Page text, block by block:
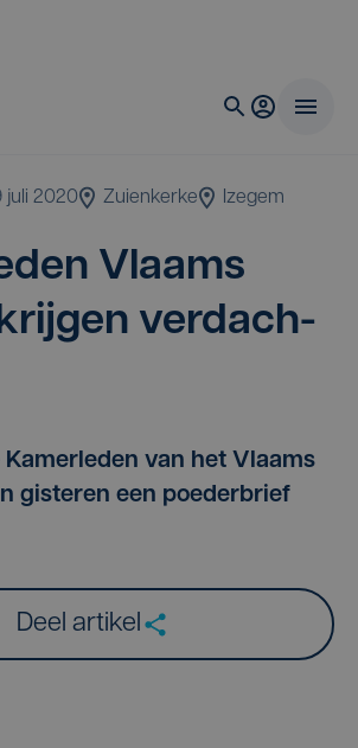
juli 2020 Zuienkerke Izegem
Vlaams
ver­dach­
van het Vlaams
gisteren een poederbrief
Deel artikel